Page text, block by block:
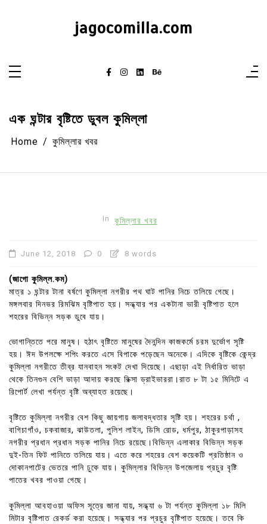
jagocomilla.com
এক ঘন্টার বৃষ্টিতে ডুবল কুমিল্লা
Home কুমিল্লার খবর
In কুমিল্লার খবর
June 12, 2018 0 8 words
(জাগো কুমিল্ল.কম)
মাত্র ১ ঘন্টার টানা বর্ষণে কুমিল্লা নগরীর পথ ঘাট পানির নিচে তলিয়ে গেছে।
মঙ্গলবার দিনভর রিমঝিম বৃষ্টিপাত হয়। সন্ধ্যার পর একটানা ভারী বৃষ্টিপাত হলে
শহরের বিভিন্ন সড়ক ডুবে যায়।
ভোগান্তিতে পরে মানুষ। হঠাৎ বৃষ্টিতে মানুষের দৈনন্দিন কাজকর্মে চরম দুর্ভোগ সৃষ্টি
হয়। ঈদ উপলক্ষে শপিং করতে এসে বিপাকে পড়েছেন অনেকে। এদিকে বৃষ্টিকে কেন্দ্র
কুমিল্লা নগরীতে তীব্র যানবাহন সংকট দেখা দিয়েছে। এছাড়া এই নির্ধারিত ভাড়া
থেকে তিনগুন বেশি ভাড়া আদায় করছে রিক্সা ড্রাইভাররা।রাত ৮ টা ১৫ মিনিটে এ
রিপোর্ট লেখা পর্যন্ত বৃষ্টি অব্যাহত রয়েছে।
বৃষ্টিতে কুমিল্লা নগরীর বেশ কিছু জায়গায় জলাবদ্ধতার সৃষ্টি হয়। শহরের চর্থা ,
বাগিচাগাঁও, চকবাজার, ঝাউতলা, পুলিশ লাইন, ডিসি রোড, ধর্মপুর, ঠাকুরপাড়াসহ
নগরীর প্রধান প্রধান সড়ক পানির নিচে রয়েছে।বিভিন্ন এলাকার বিভিন্ন সড়ক
দুই-তিন ফিট পানিতে তলিয়ে যায়। এতে করে শহরের বেশ কয়েকটি প্রতিষ্ঠান ও
দোকানপাটের ভেতরে পানি ঢুকে যায়। কুমিল্লার বিভিন্ন উপজেলায় প্রচুর বৃষ্টি
পাতের খবর পাওয়া গেছে।
কুমিল্লা আবহাওয়া অফিস সূত্রে জানা যায়, সন্ধ্যা ৬ টা পর্যন্ত কুমিল্লা ১৮ মিলি
মিটার বৃষ্টিপাত রেকর্ড করা হয়েছে। সন্ধ্যার পর প্রচুর বৃষ্টিপাত হয়েছে। তবে কি